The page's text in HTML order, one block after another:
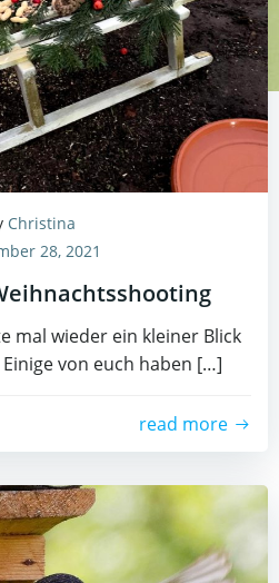
Christina
28, 2021
mal wieder ein kleiner Blick
von euch haben […]
read more